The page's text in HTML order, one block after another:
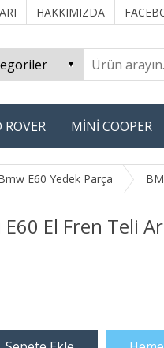
HAKKIMIZDA
MİNİ COOPER
E60 Yedek Parça
El Fren Teli